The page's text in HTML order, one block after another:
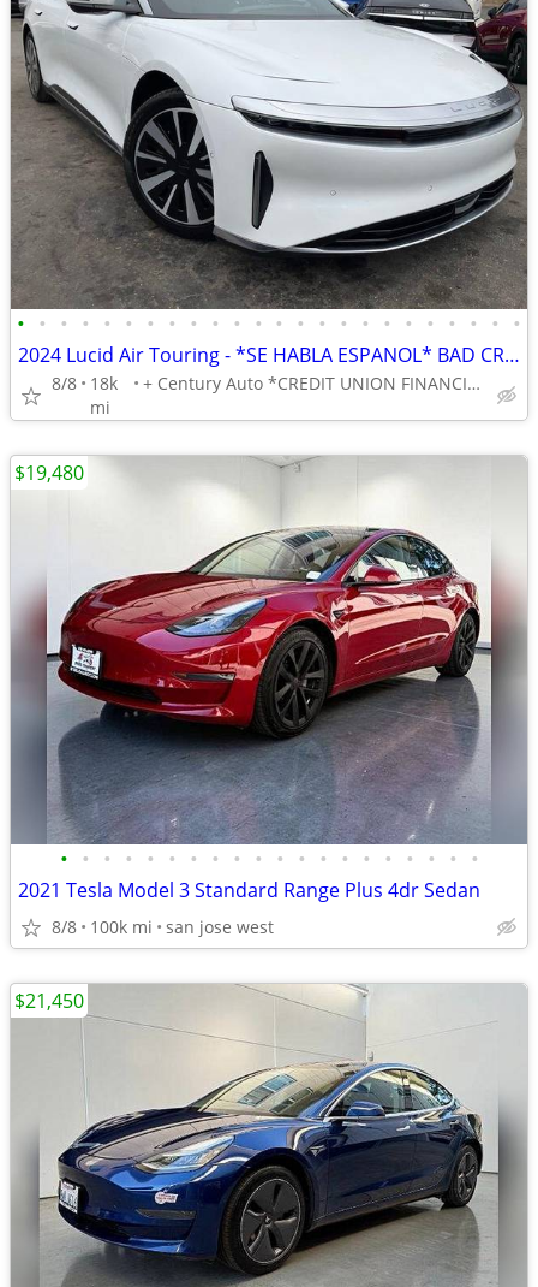
• • • • • • • • • • • • • • • • • • • • • • • •
2024 Lucid Air Touring - *SE HABLA ESPANOL* BAD CREDIT OK!
8/8
18k
mi
+ Century Auto *CREDIT UNION FINANCING AVAILABLE!*
• • • • • • • • • • • • • • • • • • • •
2021 Tesla Model 3 Standard Range Plus 4dr Sedan
8/8 100k mi san jose west
$19,480
$21,450